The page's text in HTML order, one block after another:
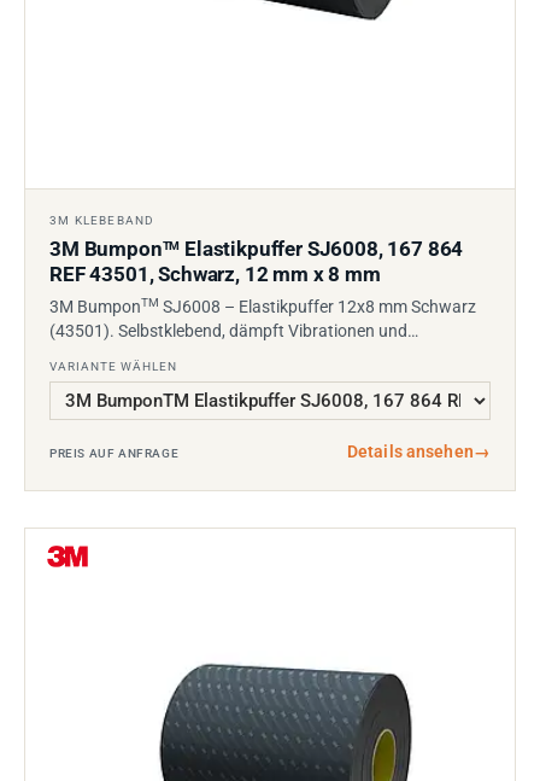
3M KLEBEBAND
3M BumponTM Elastikpuffer SJ6008, 167 864
REF 43501, Schwarz, 12 mm x 8 mm
3M BumponTM SJ6008 – Elastikpuffer 12x8 mm Schwarz
(43501). Selbstklebend, dämpft Vibrationen und…
VARIANTE WÄHLEN
PREIS AUF ANFRAGE Details ansehen→